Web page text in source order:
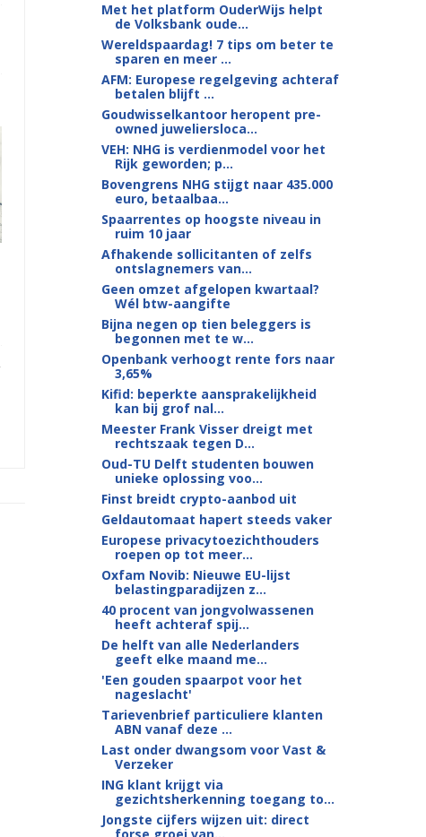
Met het platform OuderWijs helpt
de Volksbank oude...
Wereldspaardag! 7 tips om beter te
sparen en meer ...
AFM: Europese regelgeving achteraf
betalen blijft ...
Goudwisselkantoor heropent pre-
owned juweliersloca...
VEH: NHG is verdienmodel voor het
Rijk geworden; p...
Bovengrens NHG stijgt naar 435.000
euro, betaalbaa...
Spaarrentes op hoogste niveau in
ruim 10 jaar
Afhakende sollicitanten of zelfs
ontslagnemers van...
Geen omzet afgelopen kwartaal?
Wél btw-aangifte
Bijna negen op tien beleggers is
begonnen met te w...
Openbank verhoogt rente fors naar
3,65%
Kifid: beperkte aansprakelijkheid
kan bij grof nal...
Meester Frank Visser dreigt met
rechtszaak tegen D...
Oud-TU Delft studenten bouwen
unieke oplossing voo...
Finst breidt crypto-aanbod uit
Geldautomaat hapert steeds vaker
Europese privacytoezichthouders
roepen op tot meer...
Oxfam Novib: Nieuwe EU-lijst
belastingparadijzen z...
40 procent van jongvolwassenen
heeft achteraf spij...
De helft van alle Nederlanders
geeft elke maand me...
'Een gouden spaarpot voor het
nageslacht'
Tarievenbrief particuliere klanten
ABN vanaf deze ...
Last onder dwangsom voor Vast &
Verzeker
ING klant krijgt via
gezichtsherkenning toegang to...
Jongste cijfers wijzen uit: direct